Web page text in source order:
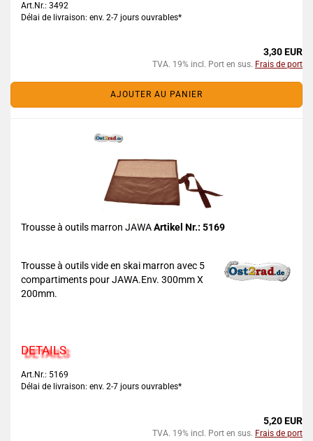
Art.Nr.: 3492
Délai de livraison: env. 2-7 jours ouvrables*
3,30 EUR
TVA. 19% incl. Port en sus. Frais de port
AJOUTER AU PANIER
Trousse à outils marron JAWAArtikel Nr.: 5169
Trousse à outils vide en skai marron avec 5
compartiments pour JAWA.Env. 300mm X
200mm.
DETAILS
Art.Nr.: 5169
Délai de livraison: env. 2-7 jours ouvrables*
5,20 EUR
TVA. 19% incl. Port en sus. Frais de port